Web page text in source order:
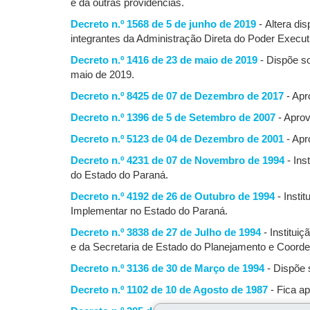
e dá outras providências.
Decreto n.º 1568 de 5 de junho de 2019 - Altera
integrantes da Administração Direta do Poder
Decreto n.º 1416 de 23 de maio de 2019 - Dispõe
maio de 2019.
Decreto n.º 8425 de 07 de Dezembro de 2017 -
Decreto n.º 1396 de 5 de Setembro de 2007 -
Decreto n.º 5123 de 04 de Dezembro de 2001 -
Decreto n.º 4231 de 07 de Novembro de 1994-
do Estado do Paraná.
Decreto n.º 4192 de 26 de Outubro de 1994-
Implementar no Estado do Paraná.
Decreto n.º 3838 de 27 de Julho de 1994-
e da Secretaria de Estado do Planejamento e
Decreto n.º 3136 de 30 de Março de 1994- Dispõe
Decreto n.º 1102 de 10 de Agosto de 1987 - Fica